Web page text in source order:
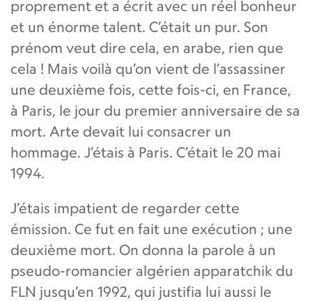
proprement et a écrit avec un réel bonheur
et un énorme talent. C’était un pur. Son
prénom veut dire cela, en arabe, rien que
cela ! Mais voilà qu’on vient de l’assassiner
une deuxième fois, cette fois-ci, en France,
à Paris, le jour du premier anniversaire de sa
mort. Arte devait lui consacrer un
hommage. J’étais à Paris. C’était le 20 mai
1994.
J’étais impatient de regarder cette
émission. Ce fut en fait une exécution ; une
deuxième mort. On donna la parole à un
pseudo-romancier algérien apparatchik du
FLN jusqu’en 1992, qui justifia lui aussi le